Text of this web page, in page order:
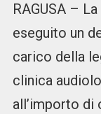
RAGUSA –
eseguito un
carico della
clinica
all’importo di